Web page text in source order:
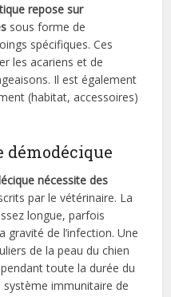
repose sur
sous forme de
spécifiques. Ces
les acariens et de
Il est également
(habitat, accessoires)
démodécique
nécessite des
par le vétérinaire. La
longue, parfois
de l’infection. Une
de la peau du chien
toute la durée du
immunitaire de